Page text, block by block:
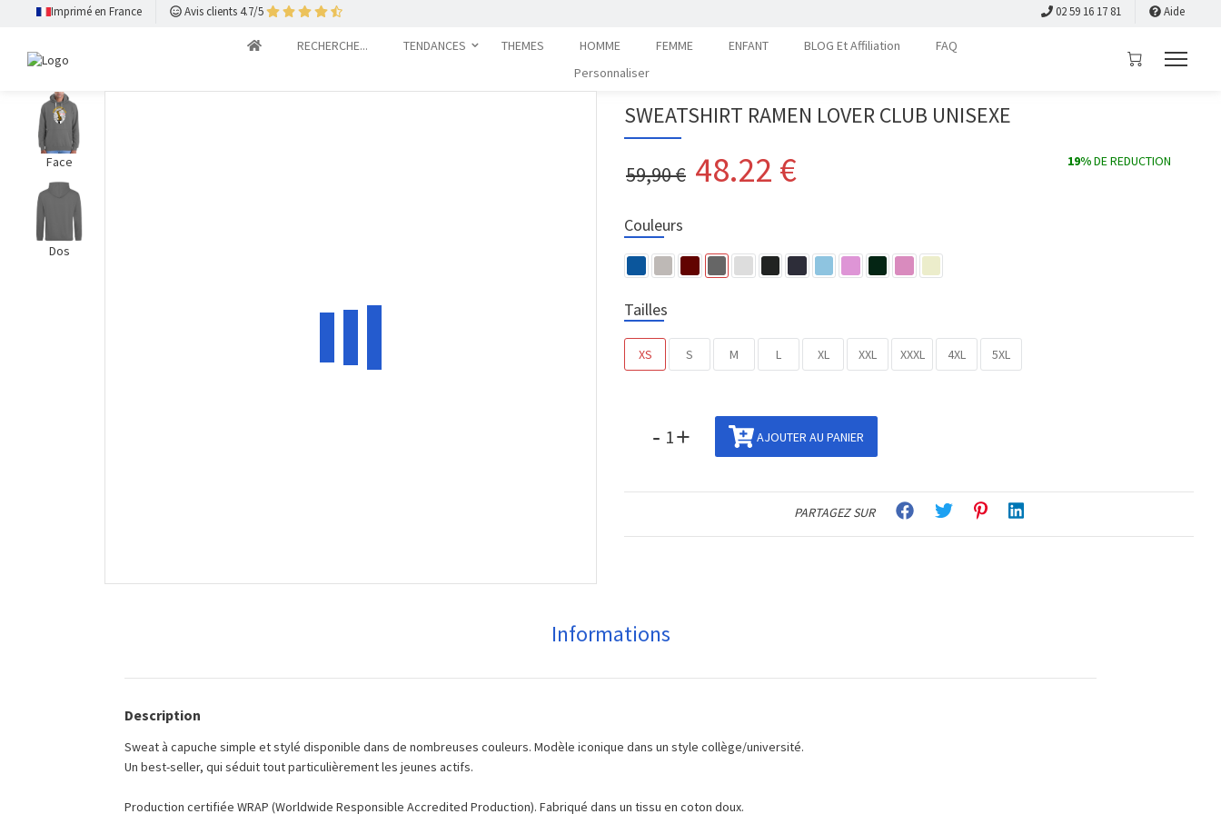
Imprimé en France Avis clients 4.7/5 02 59 16 17 81 Aide
RECHERCHE... TENDANCES THEMES HOMME FEMME ENFANT BLOG Et Affiliation
FAQ
Personnaliser
Face
Dos
SWEATSHIRT RAMEN LOVER CLUB UNISEXE
59,90 € 48.22 € 19%DE REDUCTION
Couleurs
Tailles
XS S M L XL XXL XXXL 4XL 5XL
- + AJOUTER AU PANIER
PARTAGEZ SUR
Informations
Description
Sweat à capuche simple et stylé disponible dans de nombreuses couleurs. Modèle iconique dans un style collège/université.
Un best-seller, qui séduit tout particulièrement les jeunes actifs.
Production certifiée WRAP (Worldwide Responsible Accredited Production). Fabriqué dans un tissu en coton doux.